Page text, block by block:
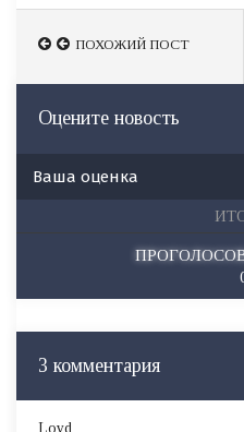
ПОХОЖИЙ ПОСТ
ПОХОЖИЙ ПОСТ
Оцените новость
Ваша оценка
3 комментария
Loyd